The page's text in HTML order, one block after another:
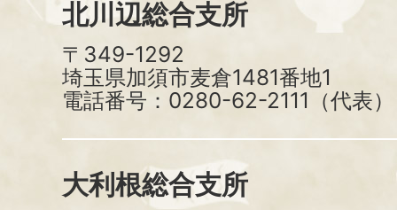
北川辺総合支所
〒349-1292
埼玉県加須市麦倉1481番地1
電話番号：0280-62-2111（代表）
大利根総合支所